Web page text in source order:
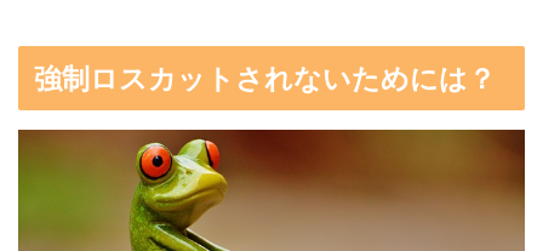
強制ロスカットされないためには？